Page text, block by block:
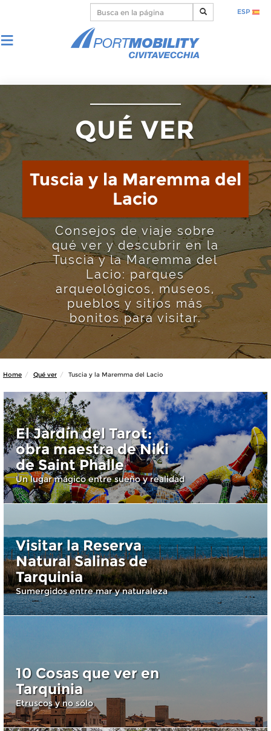
ESP
QUÉ VER
Tuscia y la Maremma del
Lacio
Consejos de viaje sobre
qué ver y descubrir en la
Tuscia y la Maremma del
Lacio: parques
arqueológicos, museos,
pueblos y sitios más
bonitos para visitar.
Home Qué ver Tuscia y la Maremma del Lacio
El Jardín del Tarot:
obra maestra de Niki
de Saint Phalle
Un lugar mágico entre sueño y realidad
Visitar la Reserva
Natural Salinas de
Tarquinia
Sumergidos entre mar y naturaleza
10 Cosas que ver en
Tarquinia
Etruscos y no sólo